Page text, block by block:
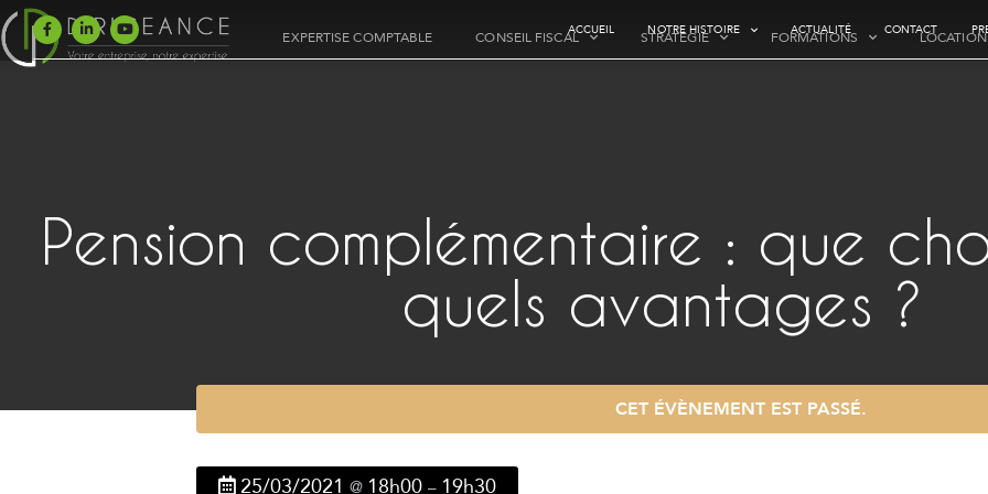
ACCUEIL NOTRE HISTOIRE ACTUALITÉ CONTACT
EXPERTISE COMPTABLE CONSEIL FISCAL STRATÉGIE FORMATIONS
Pension complémentaire : que
quels avantages ?
CET ÉVÈNEMENT EST PASSÉ.
25/03/2021 @ 18h00 – 19h30